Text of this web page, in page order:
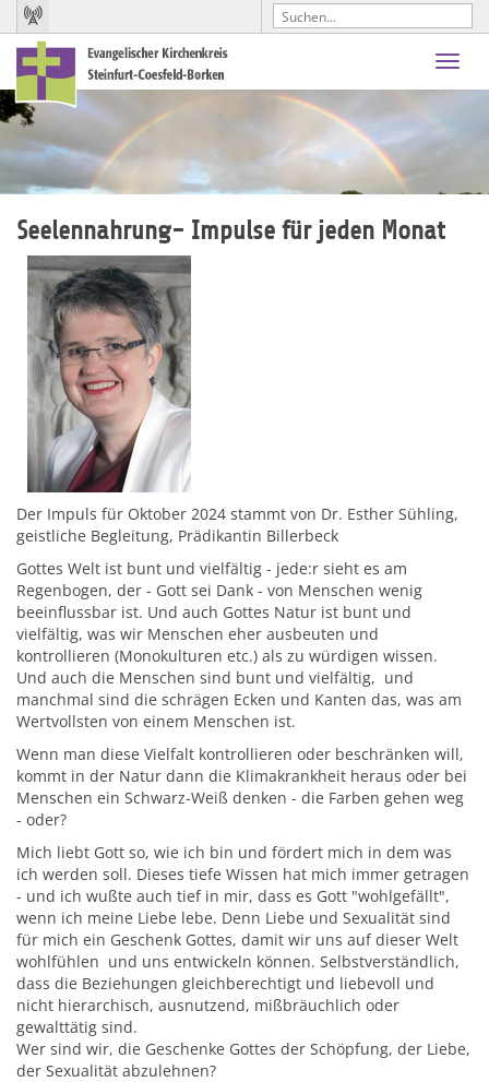
Seelennahrung- Impulse für jeden Monat
Der Impuls für Oktober 2024 stammt von Dr. Esther Sühling,
geistliche Begleitung, Prädikantin Billerbeck
Gottes Welt ist bunt und vielfältig - jede:r sieht es am
Regenbogen, der - Gott sei Dank - von Menschen wenig
beeinflussbar ist. Und auch Gottes Natur ist bunt und
vielfältig, was wir Menschen eher ausbeuten und
kontrollieren (Monokulturen etc.) als zu würdigen wissen.
Und auch die Menschen sind bunt und vielfältig, und
manchmal sind die schrägen Ecken und Kanten das, was am
Wertvollsten von einem Menschen ist.
Wenn man diese Vielfalt kontrollieren oder beschränken will,
kommt in der Natur dann die Klimakrankheit heraus oder bei
Menschen ein Schwarz-Weiß denken - die Farben gehen weg
- oder?
Mich liebt Gott so, wie ich bin und fördert mich in dem was
ich werden soll. Dieses tiefe Wissen hat mich immer getragen
- und ich wußte auch tief in mir, dass es Gott "wohlgefällt",
wenn ich meine Liebe lebe. Denn Liebe und Sexualität sind
für mich ein Geschenk Gottes, damit wir uns auf dieser Welt
wohlfühlen und uns entwickeln können. Selbstverständlich,
dass die Beziehungen gleichberechtigt und liebevoll und
nicht hierarchisch, ausnutzend, mißbräuchlich oder
gewalttätig sind.
Wer sind wir, die Geschenke Gottes der Schöpfung, der Liebe,
der Sexualität abzulehnen?